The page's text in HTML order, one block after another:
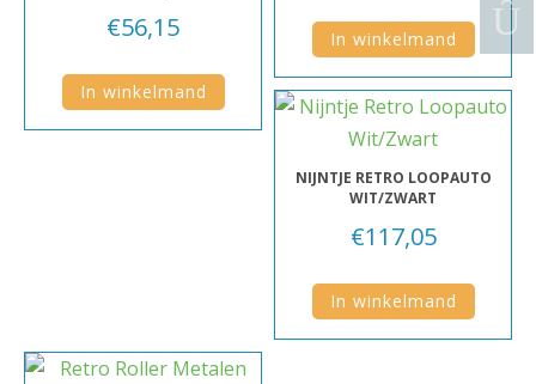
€56,15
In winkelmand
In winkelmand
NIJNTJE RETRO LOOPAUTO
WIT/ZWART
€117,05
In winkelmand